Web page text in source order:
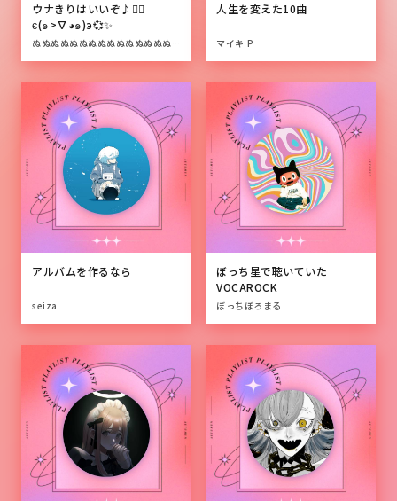
ウナきりはいいぞ♪✌🏻
є(๑>∇◕๑)э💞✨
ぬぬぬぬぬぬぬぬぬぬぬぬぬぬぬぬぬぬぬぬぬぬぬぬぬぬぬぬぬぬぬぬぬぬぬぬぬぬぬぬぬぬぬぬぬぬぬぬぬぬ
人生を変えた10曲
マイキ P
アルバムを作るなら
seiza
ぼっち星で聴いていた
VOCAROCK
ぼっちぼろまる